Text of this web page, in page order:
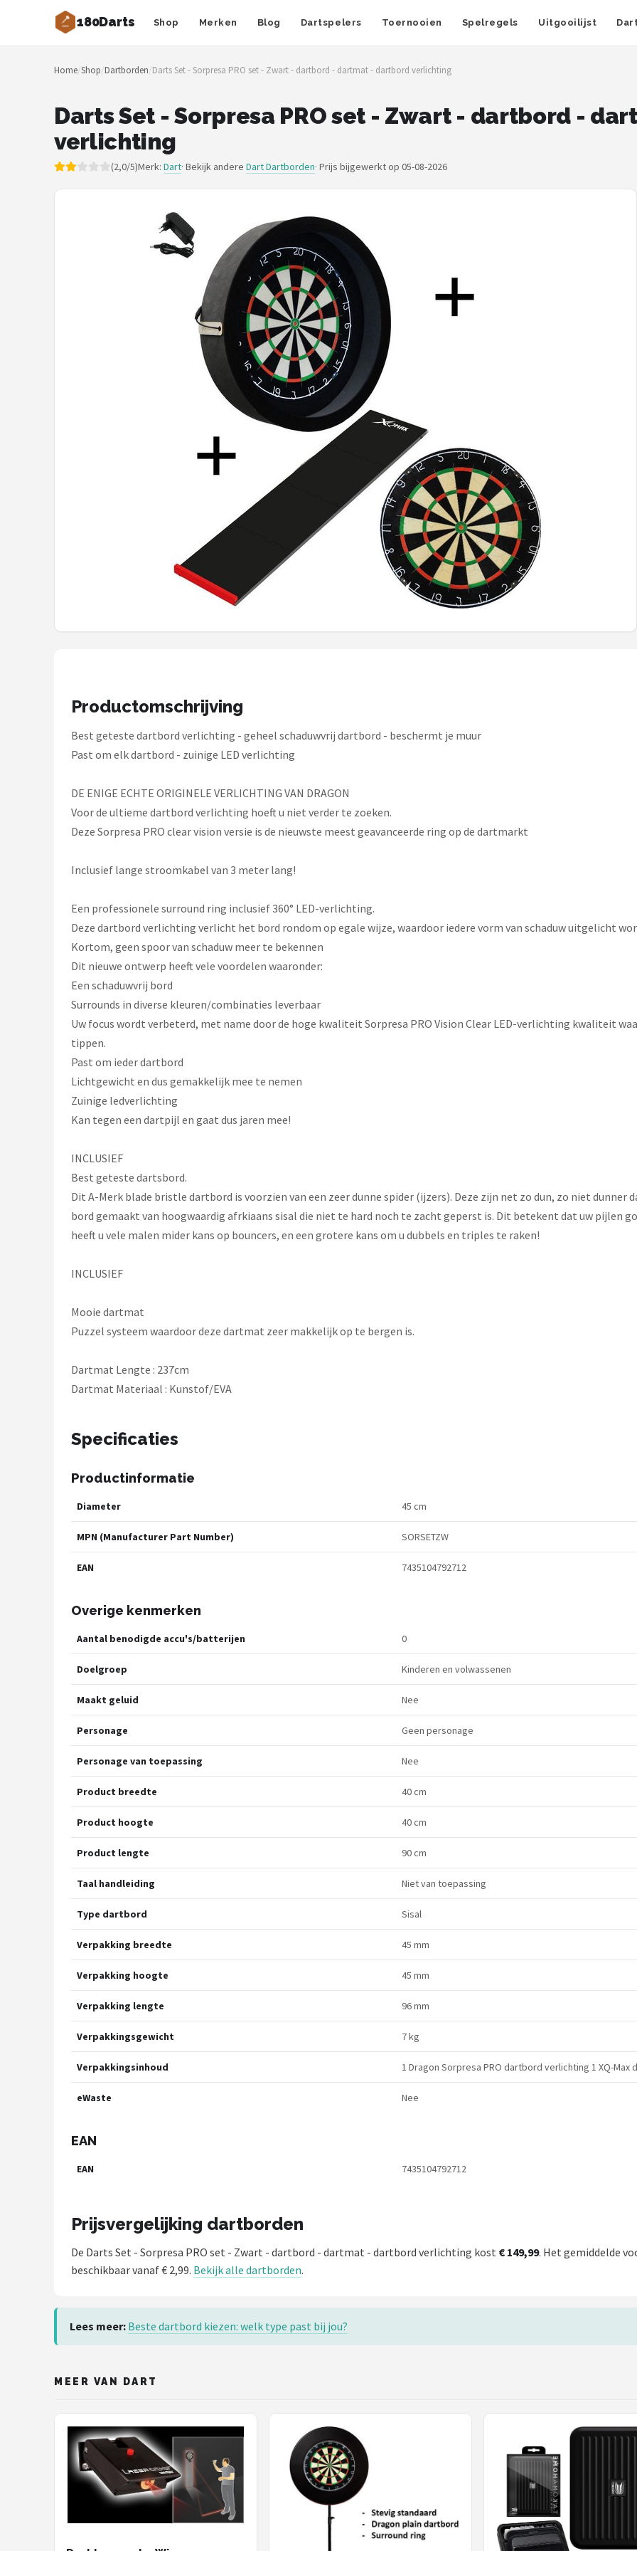
180Darts Shop Merken Blog Dartspelers Toernooien Spelregels Uitgooilijst
Zoeken
NAVIGATIE
Merken
Red Dragon
Home/Shop/Dartborden/Darts Set - Sorpresa PRO set - Zwart - dartbord - dartmat - dartbord verlichting
Darts Set - Sorpresa PRO set - Zwart - dartbord -
verlichting
(2,0/5)Merk: Dart· Bekijk andere Dart Dartborden· Prijs bijgewerkt op 05-08-2026
Productomschrijving
Best geteste dartbord verlichting - geheel schaduwvrij dartbord - beschermt je muur
Past om elk dartbord - zuinige LED verlichting
DE ENIGE ECHTE ORIGINELE VERLICHTING VAN DRAGON
Voor de ultieme dartbord verlichting hoeft u niet verder te zoeken.
Deze Sorpresa PRO clear vision versie is de nieuwste meest geavanceerde ring op de dartmarkt
Inclusief lange stroomkabel van 3 meter lang!
Een professionele surround ring inclusief 360° LED-verlichting.
Deze dartbord verlichting verlicht het bord rondom op egale wijze, waardoor iedere vorm van schaduw uitgelicht
Kortom, geen spoor van schaduw meer te bekennen
Dit nieuwe ontwerp heeft vele voordelen waaronder:
Een schaduwvrij bord
Surrounds in diverse kleuren/combinaties leverbaar
Uw focus wordt verbeterd, met name door de hoge kwaliteit Sorpresa PRO Vision Clear LED-verlichting kwaliteit
tippen.
Past om ieder dartbord
Lichtgewicht en dus gemakkelijk mee te nemen
Zuinige ledverlichting
Kan tegen een dartpijl en gaat dus jaren mee!
INCLUSIEF
Best geteste dartsbord.
Dit A-Merk blade bristle dartbord is voorzien van een zeer dunne spider (ijzers). Deze zijn net zo dun, zo niet
bord gemaakt van hoogwaardig afrkiaans sisal die niet te hard noch te zacht geperst is. Dit betekent dat uw pijlen
heeft u vele malen mider kans op bouncers, en een grotere kans om u dubbels en triples te raken!
INCLUSIEF
Mooie dartmat
Puzzel systeem waardoor deze dartmat zeer makkelijk op te bergen is.
Dartmat Lengte : 237cm
Dartmat Materiaal : Kunstof/EVA
Specificaties
Productinformatie
Diameter 45 cm
MPN (Manufacturer Part Number) SORSETZW
EAN 7435104792712
Overige kenmerken
Aantal benodigde accu's/batterijen 0
Doelgroep Kinderen en volwassenen
Maakt geluid Nee
Personage Geen personage
Personage van toepassing Nee
Product breedte 40 cm
Product hoogte 40 cm
Product lengte 90 cm
Taal handleiding Niet van toepassing
Type dartbord Sisal
Verpakking breedte 45 mm
Verpakking hoogte 45 mm
Verpakking lengte 96 mm
Verpakkingsgewicht 7 kg
Verpakkingsinhoud 1 Dragon Sorpresa PRO dartbord verlichting 1 XQ-
eWaste Nee
EAN
EAN 7435104792712
Prijsvergelijking dartborden
De Darts Set - Sorpresa PRO set - Zwart - dartbord - dartmat - dartbord verlichting kost € 149,99. Het gemiddelde
beschikbaar vanaf € 2,99. Bekijk alle dartborden.
Lees meer: Beste dartbord kiezen: welk type past bij jou?
MEER VAN DART